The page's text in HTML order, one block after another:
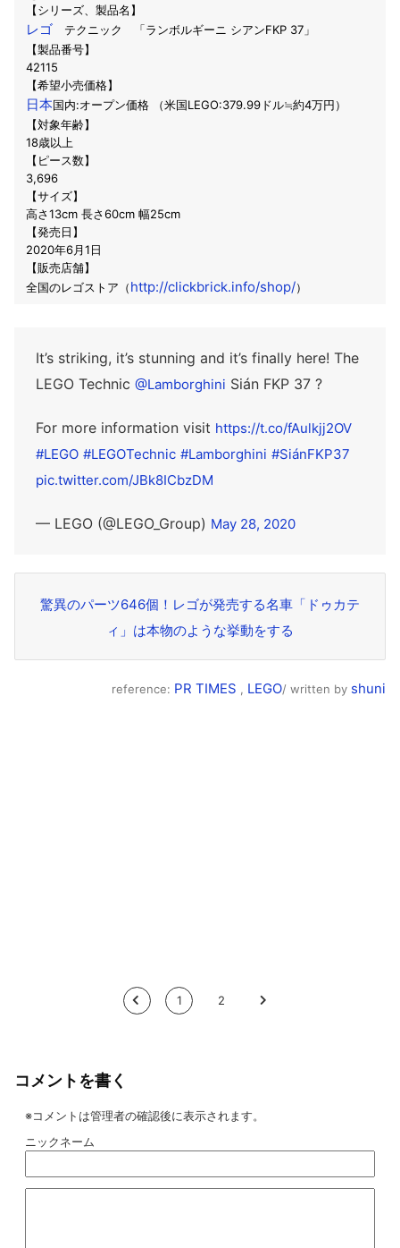
【シリーズ、製品名】
レゴ テクニック 「ランボルギーニ シアンFKP 37」
【製品番号】
42115
【希望小売価格】
日本国内:オープン価格 （米国LEGO:379.99ドル≒約4万円）
【対象年齢】
18歳以上
【ピース数】
3,696
【サイズ】
高さ13cm 長さ60cm 幅25cm
【発売日】
2020年6月1日
【販売店舗】
全国のレゴストア（http://clickbrick.info/shop/）
It’s striking, it’s stunning and it’s finally here! The
LEGO Technic @Lamborghini Sián FKP 37 ?
For more information visit https://t.co/fAulkjj2OV
#LEGO #LEGOTechnic #Lamborghini #SiánFKP37
pic.twitter.com/JBk8ICbzDM
— LEGO (@LEGO_Group) May 28, 2020
驚異のパーツ646個！レゴが発売する名車「ドゥカテ
ィ」は本物のような挙動をする
reference: PR TIMES LEGO/ written by shuni
< 1 2 >
コメントを書く
※コメントは管理者の確認後に表示されます。
ニックネーム